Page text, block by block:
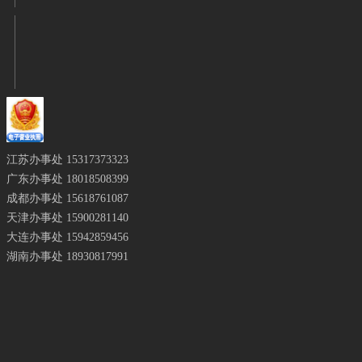
江苏办事处 15317373323
广东办事处 18018508399
成都办事处 15618761087
天津办事处 15900281140
大连办事处 15942859456
湖南办事处 18930817991